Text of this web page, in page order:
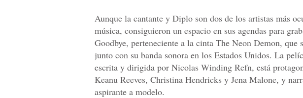
Aunque la cantante y Diplo son dos de los artistas más
música, consiguieron un espacio en sus agendas para
Goodbye, perteneciente a la cinta The Neon Demon, que
junto con su banda sonora en los Estados Unidos. La
escrita y dirigida por Nicolas Winding Refn, está
Keanu Reeves, Christina Hendricks y Jena Malone, y
aspirante a modelo.